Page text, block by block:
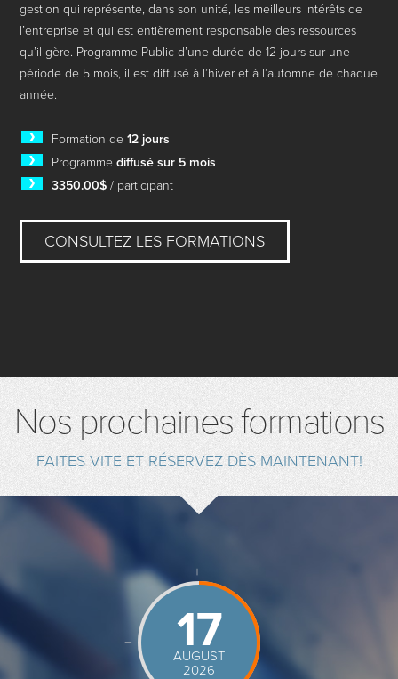
gestion qui représente, dans son unité, les meilleurs intérêts de
l’entreprise et qui est entièrement responsable des ressources
qu’il gère. Programme Public d’une durée de 12 jours sur une
période de 5 mois, il est diffusé à l’hiver et à l’automne de chaque
année.
Formation de12 jours
Programmediffusé sur 5 mois
3350.00$/ participant
CONSULTEZ LES FORMATIONS
Nos prochaines formations
FAITES VITE ET RÉSERVEZ DÈS MAINTENANT!
17
AUGUST
2026